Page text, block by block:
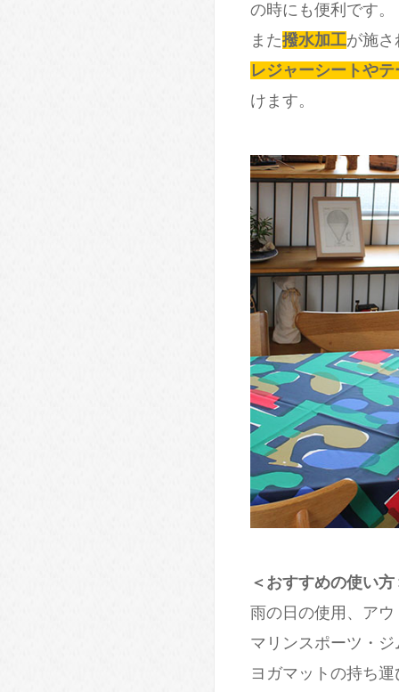
の時にも便利です。
また撥水加工が施
レジャーシートや
けます。
＜おすすめの使い方
雨の日の使用、ア
マリンスポーツ・
ヨガマットの持ち